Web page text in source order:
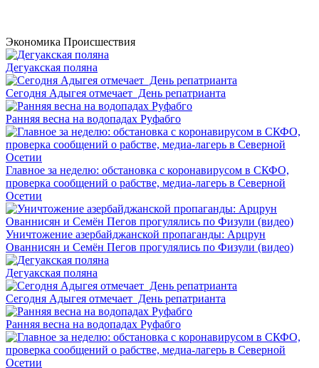
Экономика Происшествия
Дегуакская поляна
Сегодня Адыгея отмечает День репатрианта
Ранняя весна на водопадах Руфабго
Главное за неделю: обстановка с коронавирусом в СКФО,
проверка сообщений о рабстве, медиа-лагерь в Северной
Осетии
Уничтожение азербайджанской пропаганды: Арцрун
Ованнисян и Семён Пегов прогулялись по Физули (видео)
Дегуакская поляна
Сегодня Адыгея отмечает День репатрианта
Ранняя весна на водопадах Руфабго